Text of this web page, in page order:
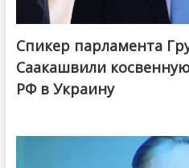
Спикер парламента
Саакашвили
РФ в Украину